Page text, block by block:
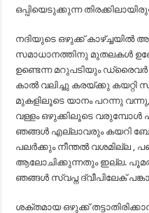
ഒപ്പിയെടുക്കുന്ന
നദിയുടെ ഒഴുക്ക് കാഴ്ച്ചയിൽ
സമാധാനത്തിനു മുതലകൾ
ഉണ്ടെന്ന മറുപടിയും ഡ്രൈവർ
കാൽ വലിച്ചു കരയ്ക്കു കയറ്റി
മുകളിലൂടെ യാനം പറന്നു
വള്ളം ഒഴുക്കിലൂടെ വരുമ്പോൾ
ഞങ്ങൾ എല്ലാവരും കയറി
പലർക്കും നീന്തൽ വശമില്ല ,
ആലോചിക്കുന്നതും ഇല്ല.
ഞങ്ങൾ സ്വപ്ന ദ്വീപിലേക്
ശക്തമായ ഒഴുക്ക്